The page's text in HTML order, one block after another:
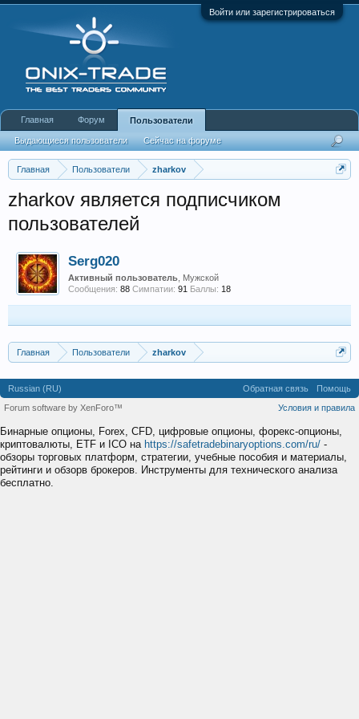
Войти или зарегистрироваться
Главная Пользователи zharkov
zharkov является подписчиком
пользователей
Serg020
Активный пользователь , Мужской
Сообщения: 88 Симпатии: 91 Баллы: 18
Главная Пользователи zharkov
Главная Форум Пользователи
Выдающиеся пользователи Сейчас на форуме
Недавняя активность Новые сообщения профиля
Russian (RU) Обратная связь
Помощь
Условия и правила
Forum software by XenForo™
Бинарные опционы, Forex, CFD, цифровые опционы, форекс-опционы,
криптовалюты, ETF и ICO на https://safetradebinaryoptions.com/ru/ -
обзоры торговых платформ, стратегии, учебные пособия и материалы,
рейтинги и обзорв брокеров. Инструменты для технического анализа
бесплатно.